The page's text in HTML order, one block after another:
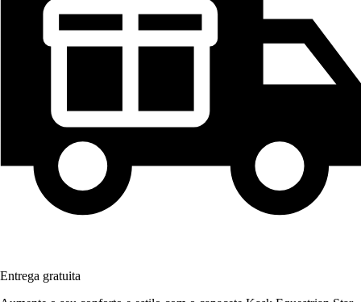
Entrega gratuita